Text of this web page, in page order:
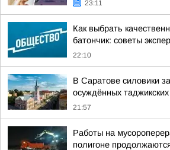
23:11
Как выбрать
батончик: советы
22:10
В Саратове силовики
осуждённых таджикских
21:57
Работы на
полигоне